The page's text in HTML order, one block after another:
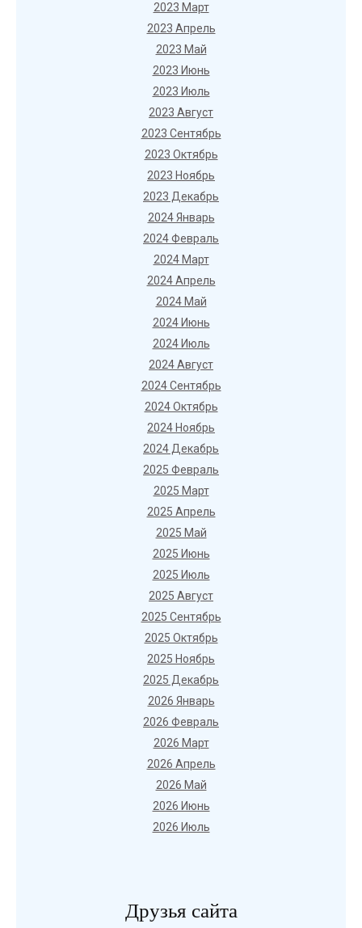
2023 Март
2023 Апрель
2023 Май
2023 Июнь
2023 Июль
2023 Август
2023 Сентябрь
2023 Октябрь
2023 Ноябрь
2023 Декабрь
2024 Январь
2024 Февраль
2024 Март
2024 Апрель
2024 Май
2024 Июнь
2024 Июль
2024 Август
2024 Сентябрь
2024 Октябрь
2024 Ноябрь
2024 Декабрь
2025 Февраль
2025 Март
2025 Апрель
2025 Май
2025 Июнь
2025 Июль
2025 Август
2025 Сентябрь
2025 Октябрь
2025 Ноябрь
2025 Декабрь
2026 Январь
2026 Февраль
2026 Март
2026 Апрель
2026 Май
2026 Июнь
2026 Июль
Друзья сайта